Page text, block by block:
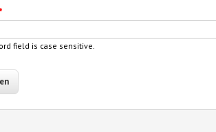
*
field is case sensitive.